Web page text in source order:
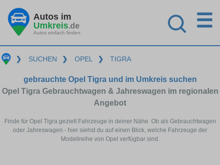
Autos im
Umkreis.de
Autos einfach finden
☰
❯ SUCHEN ❯ OPEL ❯ TIGRA
gebrauchte Opel Tigra und im Umkreis suchen
Opel Tigra Gebrauchtwagen & Jahreswagen im regionalen
Angebot
Finde für Opel Tigra gezielt Fahrzeuge in deiner Nähe. Ob als Gebrauchtwagen
oder Jahreswagen - hier siehst du auf einen Blick, welche Fahrzeuge der
Modellreihe von Opel verfügbar sind.